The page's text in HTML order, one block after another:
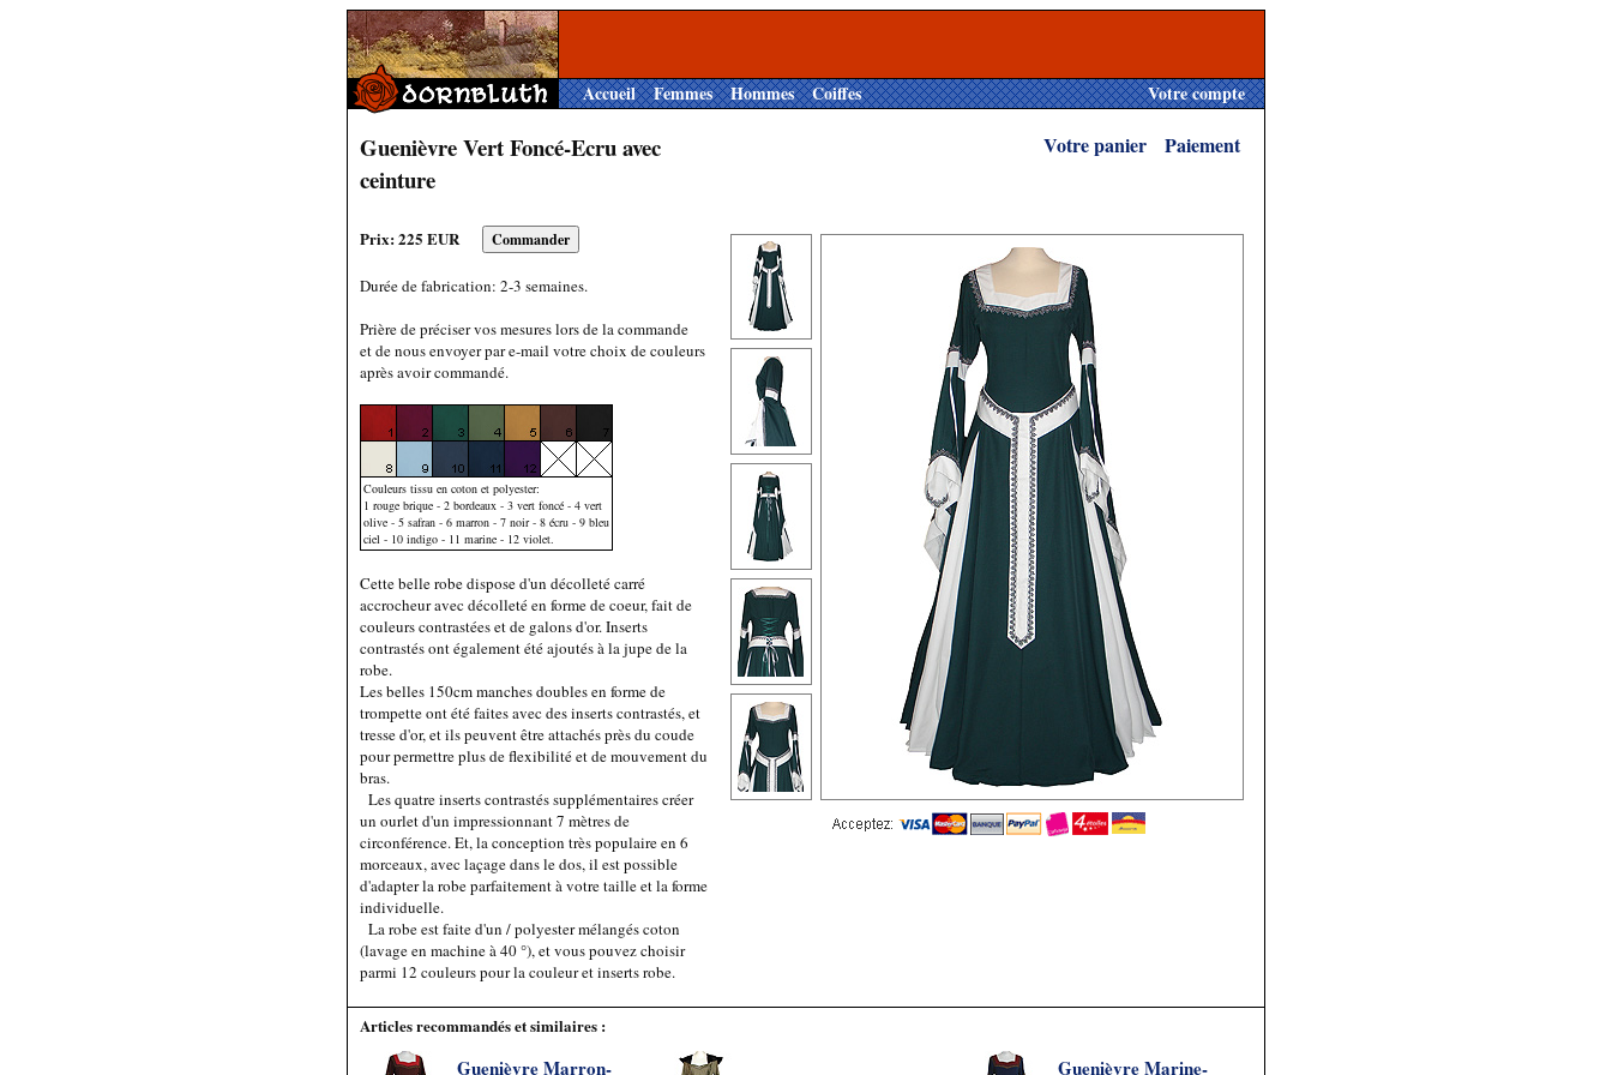
Accueil Femmes Hommes Coiffes Votre compte
Guenièvre Vert Foncé-Ecru avec
ceinture
Votre panier Paiement
Prix: 225 EUR
Durée de fabrication: 2-3 semaines.
Prière de préciser vos mesures lors de la commande
et de nous envoyer par e-mail votre choix de couleurs
après avoir commandé.
Couleurs tissu en coton et polyester:
1 rouge brique - 2 bordeaux - 3 vert foncé - 4 vert
olive - 5 safran - 6 marron - 7 noir - 8 écru - 9 bleu
ciel - 10 indigo - 11 marine - 12 violet.
Cette belle robe dispose d'un décolleté carré
accrocheur avec décolleté en forme de coeur, fait de
couleurs contrastées et de galons d'or. Inserts
contrastés ont également été ajoutés à la jupe de la
robe.
Les belles 150cm manches doubles en forme de
trompette ont été faites avec des inserts contrastés, et
tresse d'or, et ils peuvent être attachés près du coude
pour permettre plus de flexibilité et de mouvement du
bras.
Les quatre inserts contrastés supplémentaires créer
un ourlet d'un impressionnant 7 mètres de
circonférence. Et, la conception très populaire en 6
morceaux, avec laçage dans le dos, il est possible
d'adapter la robe parfaitement à votre taille et la forme
individuelle.
La robe est faite d'un / polyester mélangés coton
(lavage en machine à 40 °), et vous pouvez choisir
parmi 12 couleurs pour la couleur et inserts robe.
Articles recommandés et similaires :
Guenièvre Marron- Guenièvre Marine-